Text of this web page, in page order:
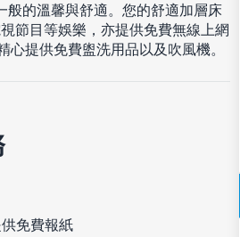
的溫馨與舒適。您的舒適加層床
節目等娛樂，亦提供免費無線上網
提供免費盥洗用品以及吹風機。
免費報紙